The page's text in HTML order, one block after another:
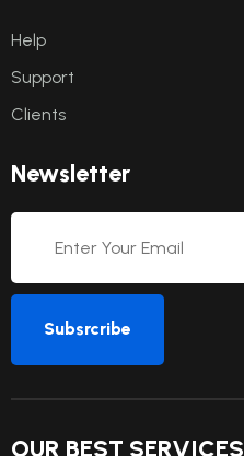
Help
Support
Clients
Newsletter
Subsrcribe
OUR BEST SERVICES